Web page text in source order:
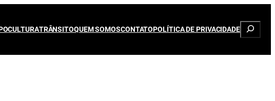
CULTURATRÂNSITOQUEM SOMOSCONTATOPOLÍTICA DE PRIVACIDADE